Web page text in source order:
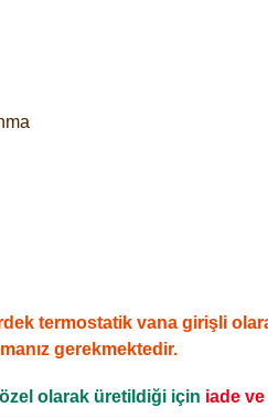
termostatik vana girişli
gerekmektedir.
olarak üretildiği için iade